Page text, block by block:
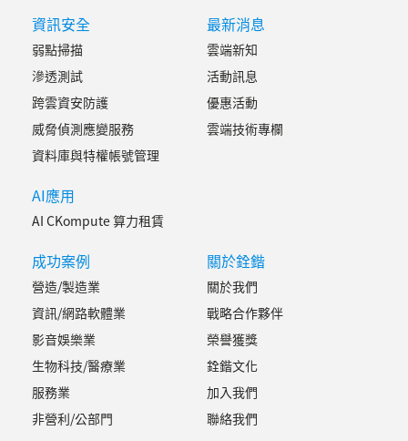
資訊安全
弱點掃描
滲透測試
跨雲資安防護
威脅偵測應變服務
資料庫與特權帳號管理
最新消息
雲端新知
活動訊息
優惠活動
雲端技術專欄
AI應用
AI CKompute 算力租賃
成功案例
營造/製造業
資訊/網路軟體業
影音娛樂業
生物科技/醫療業
服務業
非營利/公部門
關於銓鍇
關於我們
戰略合作夥伴
榮譽獲獎
銓鍇文化
加入我們
聯絡我們